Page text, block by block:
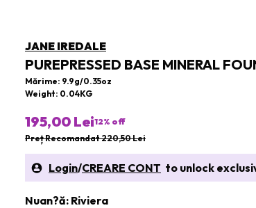
JANE IREDALE
PUREPRESSED BASE MINERAL
Mărime: 9.9g/0.35oz
Weight: 0.04KG
195,00 Lei12% off
Preț Recomandat 220,50 Lei
Login/CREARE CONT to unlock
Nuan?ă: Riviera